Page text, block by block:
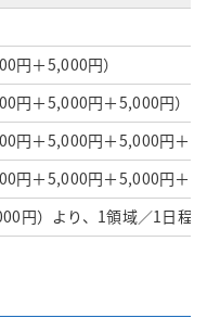
円＋5,000円）
円＋5,000円＋5,000円）
円＋5,000円＋5,000円＋
円＋5,000円＋5,000円＋
円）より、1領域／1日程